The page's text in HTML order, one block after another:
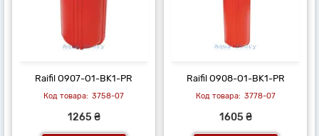
Raifil O907-O1-BK1-PR
3758-07
1265 ₴
Raifil O908-O1-BK1-PR
3778-07
1605 ₴